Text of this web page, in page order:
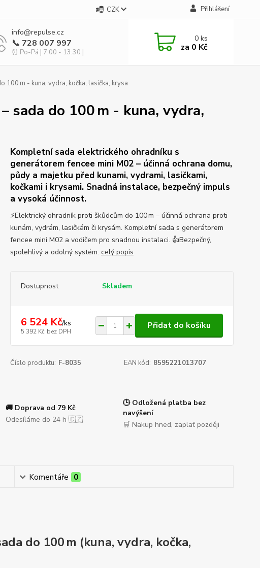
CZK Přihlášení
info@repulse.cz
📞 728 007 997
⏰ Po-Pá | 7:00 - 13:30 |
0ks
za 0 Kč
100 m - kuna, vydra, kočka, lasička, krysa
sada do 100 m - kuna, vydra,
Kompletní sada elektrického ohradníku s
generátorem fencee mini M02 – účinná ochrana domu,
půdy a majetku před kunami, vydrami, lasičkami,
kočkami i krysami. Snadná instalace, bezpečný impuls
a vysoká účinnost.
⚡Elektrický ohradník proti škůdcům do 100 m – účinná ochrana proti
kunám, vydrám, lasičkám či krysám. Kompletní sada s generátorem
fencee mini M02 a vodičem pro snadnou instalaci. 👍Bezpečný,
spolehlivý a odolný systém. celý popis
Dostupnost Skladem
6 524 Kč/ks
5 392 Kč bez DPH
Přidat do košíku
Číslo produktu: F-8035 EAN kód: 8595221013707
🚚 Doprava od 79 Kč
Odesíláme do 24 h 🇨🇿
🕒 Odložená platba bez
navýšení
🛒 Nakup hned, zaplať později
Komentáře 0
do 100 m (kuna, vydra, kočka,